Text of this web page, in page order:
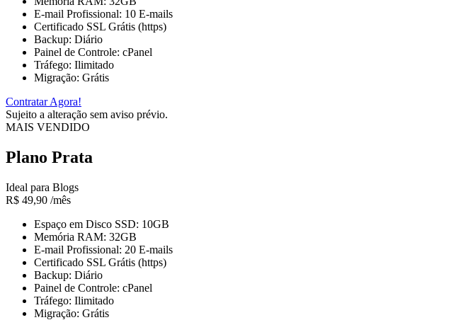
E-mail Profissional: 10 E-mails
Certificado SSL Grátis (https)
Backup: Diário
Painel de Controle: cPanel
Tráfego: Ilimitado
Migração: Grátis
Contratar Agora!
Sujeito a alteração sem aviso prévio.
MAIS VENDIDO
Plano Prata
Ideal para Blogs
R$ 49,90 /mês
Espaço em Disco SSD: 10GB
Memória RAM: 32GB
E-mail Profissional: 20 E-mails
Certificado SSL Grátis (https)
Backup: Diário
Painel de Controle: cPanel
Tráfego: Ilimitado
Migração: Grátis